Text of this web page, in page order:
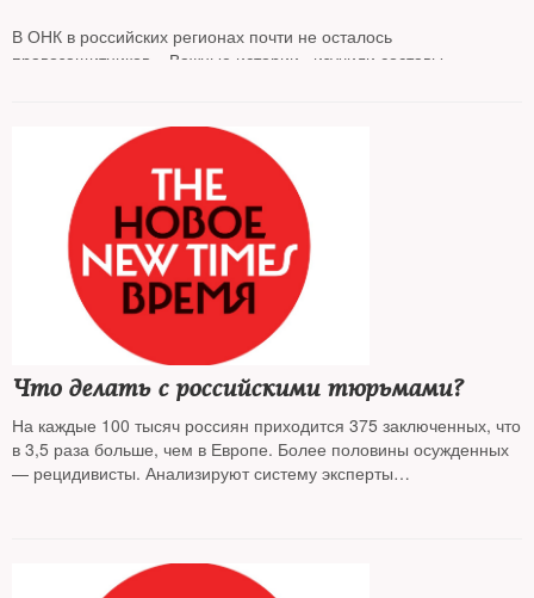
В ОНК в российских регионах почти не осталось
правозащитников. «Важные истории» изучили составы
отставке и предприниматели, лояльные ФСИН
Что делать с российскими тюрьмами?
На каждые 100 тысяч россиян приходится 375 заключенных, что
в 3,5 раза больше, чем в Европе. Более половины осужденных
— рецидивисты. Анализируют систему эксперты